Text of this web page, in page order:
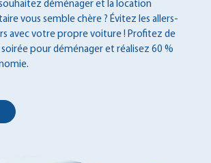
déménager et la location
vous semble chère ? Évitez les allers-
avec votre propre voiture ! Profitez de
pour déménager et réalisez 60 %